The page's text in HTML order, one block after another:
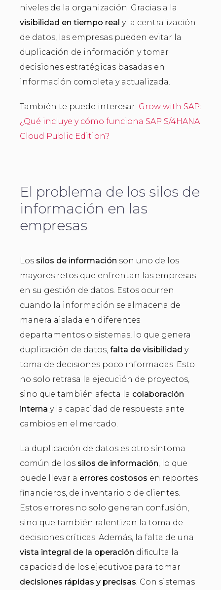
niveles de la organización. Gracias a la
visibilidad en tiempo real y la centralización
de datos, las empresas pueden evitar la
duplicación de información y tomar
decisiones estratégicas basadas en
información completa y actualizada.
También te puede interesar: Grow with SAP:
¿Qué incluye y cómo funciona SAP S/4HANA
Cloud Public Edition?
El problema de los silos de
información en las
empresas
Los silos de información son uno de los
mayores retos que enfrentan las empresas
en su gestión de datos. Estos ocurren
cuando la información se almacena de
manera aislada en diferentes
departamentos o sistemas, lo que genera
duplicación de datos, falta de visibilidad y
toma de decisiones poco informadas. Esto
no solo retrasa la ejecución de proyectos,
sino que también afecta la colaboración
interna y la capacidad de respuesta ante
cambios en el mercado.
La duplicación de datos es otro síntoma
común de los silos de información, lo que
puede llevar a errores costosos en reportes
financieros, de inventario o de clientes.
Estos errores no solo generan confusión,
sino que también ralentizan la toma de
decisiones críticas. Además, la falta de una
vista integral de la operación dificulta la
capacidad de los ejecutivos para tomar
decisiones rápidas y precisas. Con sistemas